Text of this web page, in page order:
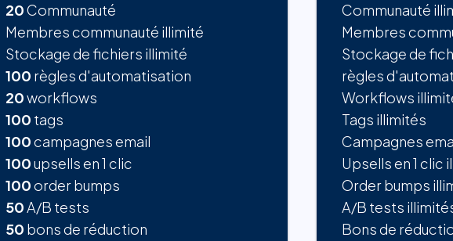
20Communauté
Membres communauté illimité
Stockage de fichiers illimité
100 règles d'automatisation
20workflows
100 tags
100campagnes email
100upsells en 1 clic
100order bumps
50A/B tests
50 bons de réduction
Communauté
Membres
Stockage de
règles
Workflows
Tags illimités
Campagnes
Upsells en 1 clic
Order bumps
A/B tests
Bons de